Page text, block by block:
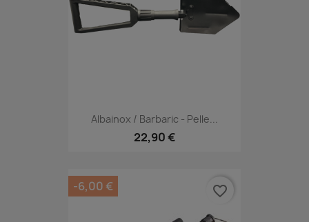
Albainox / Barbaric - Pelle...
22,90 €
-6,00 € favorite_border